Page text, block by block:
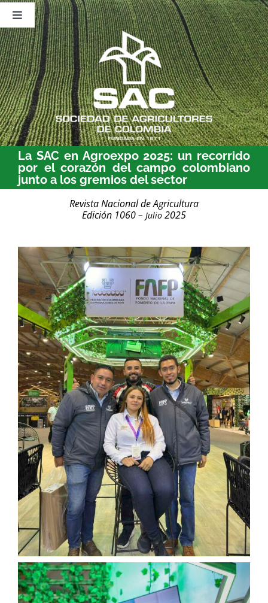
Saltar
contenido
Toggle
Navigation
Nosotros
Publicaciones
Sala de Prensa
Eventos
La SAC en Agroexpo 2025: un recorrido
por el corazón del campo colombiano
junto a los gremios del sector
Revista Nacional de Agricultura
Edición 1060 – Julio 2025